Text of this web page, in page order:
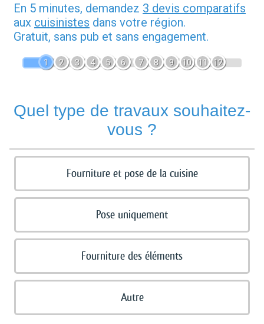
En 5 minutes, demandez 3 devis comparatifs
aux cuisinistes dans votre région.
Gratuit, sans pub et sans engagement.
1 2 3 4 5 6 7 8 9 10 11 12
Quel type de travaux souhaitez-
vous ?
Fourniture et pose de la cuisine
Pose uniquement
Fourniture des éléments
Autre